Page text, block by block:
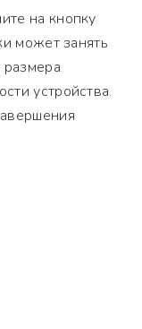
на кнопку
может занять
размера
устройства.